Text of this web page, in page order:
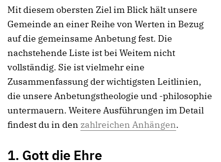
Mit diesem obersten Ziel im Blick hält unsere
Gemeinde an einer Reihe von Werten in Bezug
auf die gemeinsame Anbetung fest. Die
nachstehende Liste ist bei Weitem nicht
vollständig. Sie ist vielmehr eine
Zusammenfassung der wichtigsten Leitlinien,
die unsere Anbetungstheologie und -philosophie
untermauern. Weitere Ausführungen im Detail
findest du in den zahlreichen Anhängen.
1. Gott die Ehre